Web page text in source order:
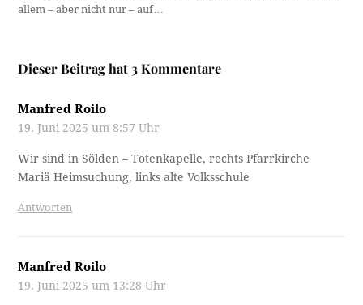
allem – aber nicht nur – auf…
Dieser Beitrag hat 3 Kommentare
Manfred Roilo
19. Juni 2025 um 8:57 Uhr
Wir sind in Sölden – Totenkapelle, rechts Pfarrkirche
Mariä Heimsuchung, links alte Volksschule
Antworten
Manfred Roilo
19. Juni 2025 um 13:28 Uhr